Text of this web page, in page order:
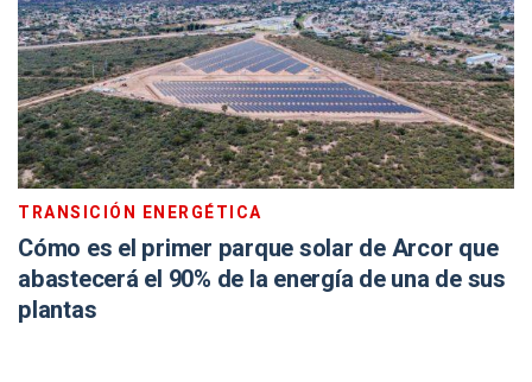
TRANSICIÓN ENERGÉTICA
Cómo es el primer parque solar de Arcor que
abastecerá el 90% de la energía de una de sus
plantas